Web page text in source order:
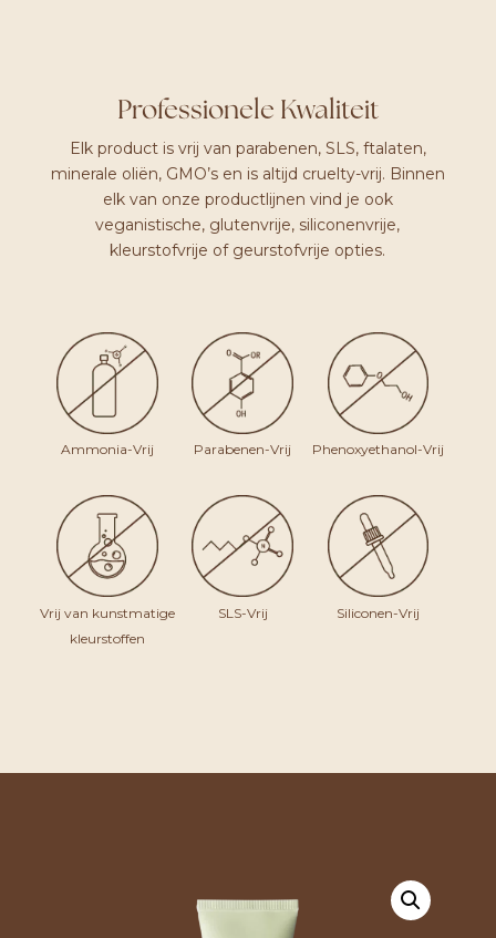
Professionele Kwaliteit
Elk product is vrij van parabenen, SLS, ftalaten,
minerale oliën, GMO’s en is altijd cruelty-vrij. Binnen
elk van onze productlijnen vind je ook
veganistische, glutenvrije, siliconenvrije,
kleurstofvrije of geurstofvrije opties.
Ammonia-Vrij Parabenen-Vrij Phenoxyethanol-Vrij
Vrij van kunstmatige
kleurstoffen
SLS-Vrij Siliconen-Vrij